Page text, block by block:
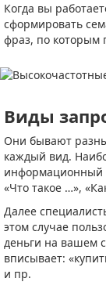
Когда вы
сформировать
фраз, по которым
Виды
Они бывают
каждый вид.
информационный
«Что такое …»,
Далее
этом случае
деньги на вашем
вписывает:
и пр.